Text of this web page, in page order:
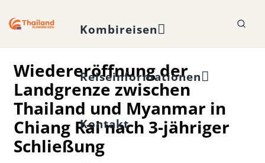
Kombireisen
Reiseinformationen
Kontakt
Wiedereröffnung der
Landgrenze zwischen
Thailand und Myanmar in
Chiang Rai nach 3-jähriger
Schließung